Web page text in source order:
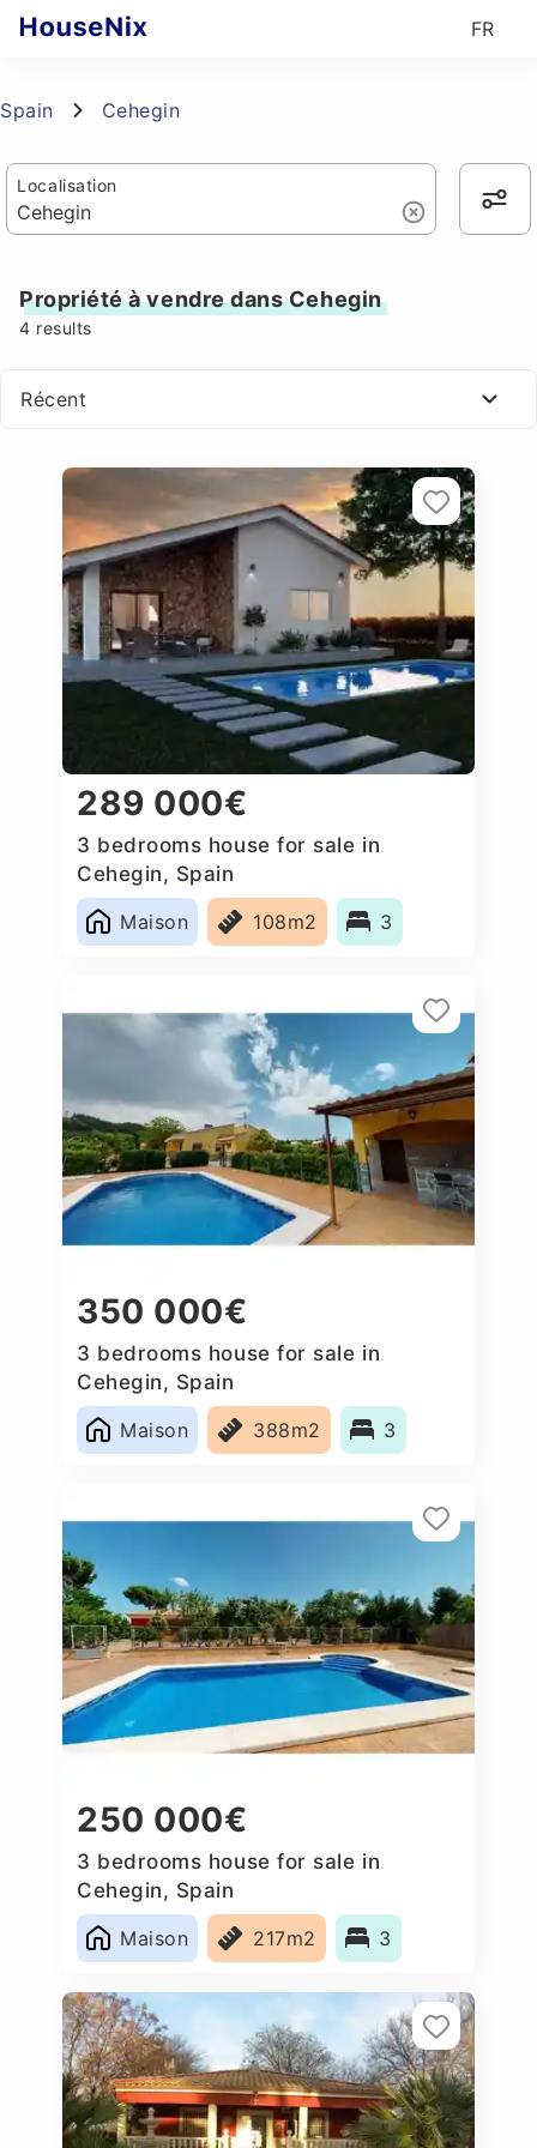
FR
Spain Cehegin
Localisation
Propriété à vendre dans Cehegin
4 results
Récent
289 000€
3 bedrooms house for sale in
Cehegin, Spain
Maison
108m2 3
350 000€
3 bedrooms house for sale in
Cehegin, Spain
Maison
388m2 3
250 000€
3 bedrooms house for sale in
Cehegin, Spain
Maison
217m2 3